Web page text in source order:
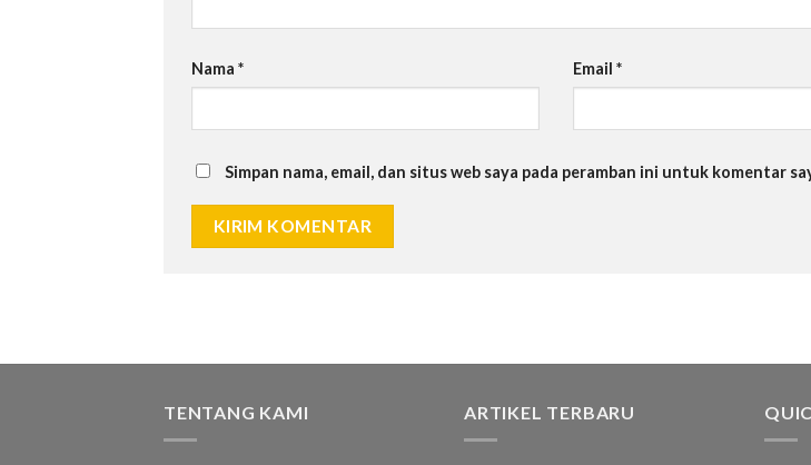
Nama * Email*
Simpan nama, email, dan situs web saya pada peramban ini untuk komentar
TENTANG KAMI ARTIKEL TERBARU